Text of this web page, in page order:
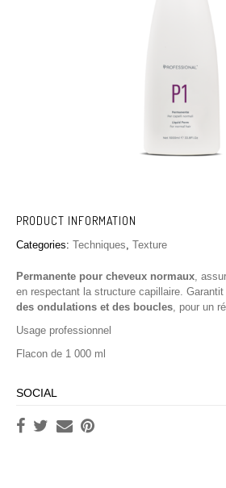
PRODUCT INFORMATION
Categories: Techniques, Texture
Permanente pour cheveux normaux,
en respectant la structure capillaire. Garantit
des ondulations et des boucles, pour un
Usage professionnel
Flacon de 1 000 ml
SOCIAL